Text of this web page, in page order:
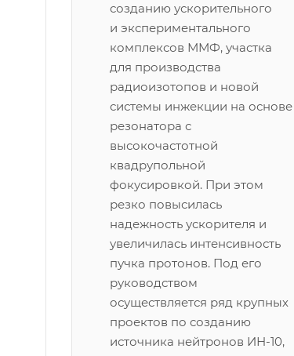
созданию ускорительного
и экспериментального
комплексов ММФ, участка
для производства
радиоизотопов и новой
системы инжекции на основе
резонатора с
высокочастотной
квадрупольной
фокусировкой. При этом
резко повысилась
надежность ускорителя и
увеличилась интенсивность
пучка протонов. Под его
руководством
осуществляется ряд крупных
проектов по созданию
источника нейтронов ИН-10,